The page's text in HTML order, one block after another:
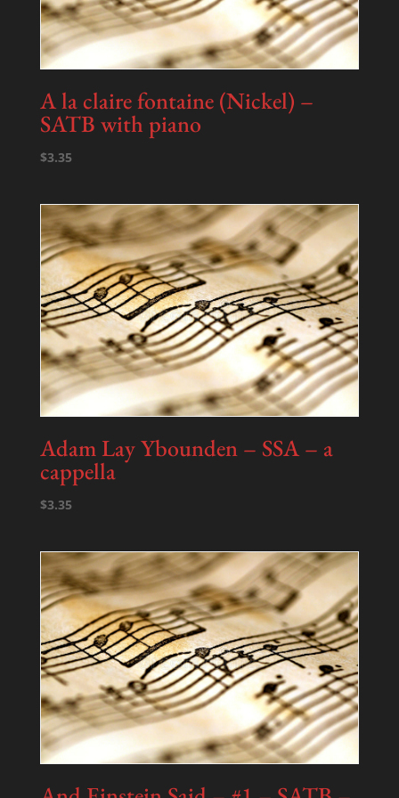
A la claire fontaine (Nickel) –
SATB with piano
$3.35
Adam Lay Ybounden – SSA – a
cappella
$3.35